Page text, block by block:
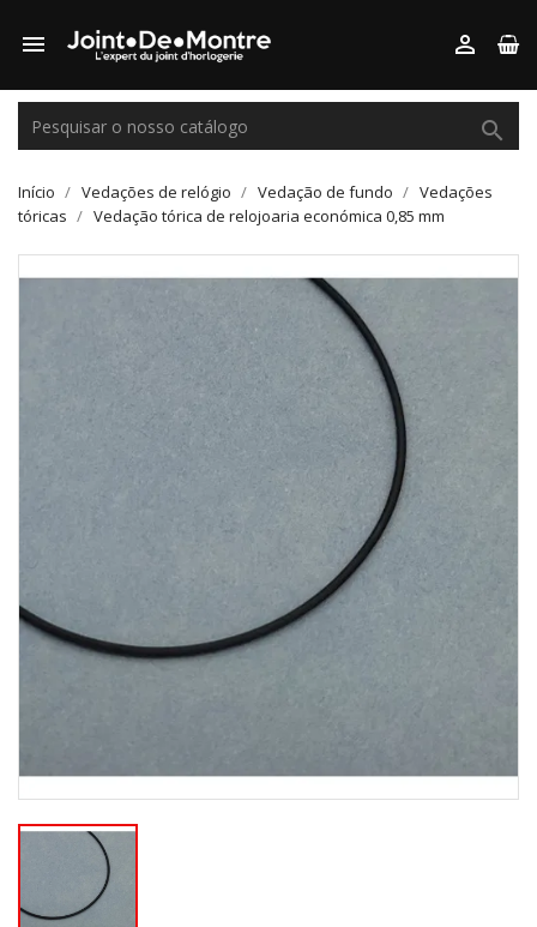
 

Início Vedações de relógio Vedação de fundo
Vedações
tóricas
Vedação tórica de relojoaria económica 0,85 mm